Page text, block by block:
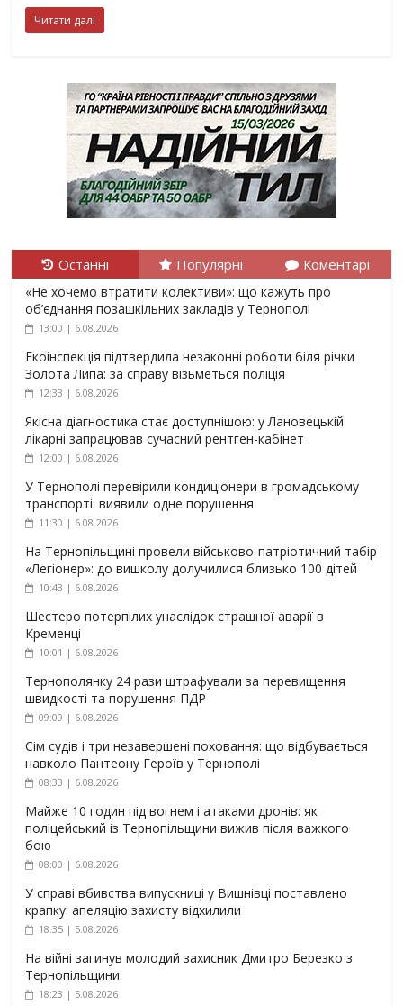
Читати далі
Останні Популярні Коментарі
«Не хочемо втратити колективи»: що кажуть про
об’єднання позашкільних закладів у Тернополі
13:00 | 6.08.2026
Екоінспекція підтвердила незаконні роботи біля річки
Золота Липа: за справу візьметься поліція
12:33 | 6.08.2026
Якісна діагностика стає доступнішою: у Лановецькій
лікарні запрацював сучасний рентген-кабінет
12:00 | 6.08.2026
У Тернополі перевірили кондиціонери в громадському
транспорті: виявили одне порушення
11:30 | 6.08.2026
На Тернопільщині провели військово-патріотичний табір
«Легіонер»: до вишколу долучилися близько 100 дітей
10:43 | 6.08.2026
Шестеро потерпілих унаслідок страшної аварії в
Кременці
10:01 | 6.08.2026
Тернополянку 24 рази штрафували за перевищення
швидкості та порушення ПДР
09:09 | 6.08.2026
Сім судів і три незавершені поховання: що відбувається
навколо Пантеону Героїв у Тернополі
08:33 | 6.08.2026
Майже 10 годин під вогнем і атаками дронів: як
поліцейський із Тернопільщини вижив після важкого
бою
08:00 | 6.08.2026
У справі вбивства випускниці у Вишнівці поставлено
крапку: апеляцію захисту відхилили
18:35 | 5.08.2026
На війні загинув молодий захисник Дмитро Березко з
Тернопільщини
18:23 | 5.08.2026